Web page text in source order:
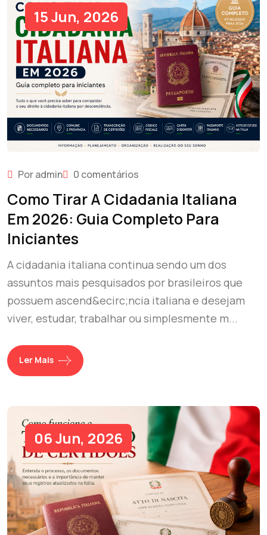
15 Jun, 2026
Por admin 0 comentários
Como Tirar A Cidadania Italiana
Em 2026: Guia Completo Para
Iniciantes
A cidadania italiana continua sendo um dos
assuntos mais pesquisados por brasileiros que
possuem ascend&ecirc;ncia italiana e desejam
viver, estudar, trabalhar ou simplesmente m...
Ler Mais
06 Jun, 2026